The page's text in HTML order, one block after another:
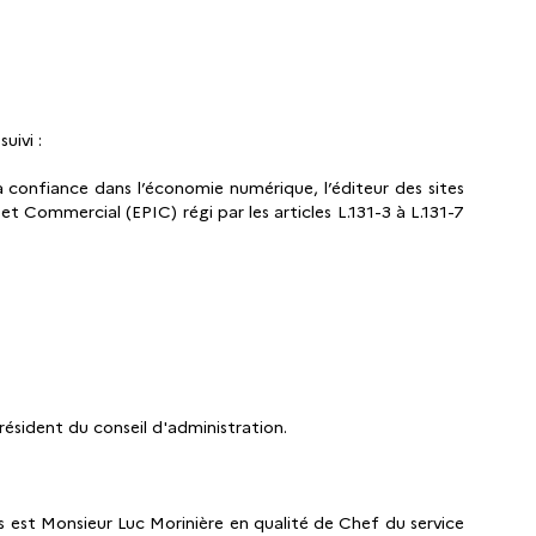
:
dans l’économie numérique, l’éditeur des sites
Commercial (EPIC) régi par les articles L.131-3 à L.131-7
du conseil d'administration.
Monsieur Luc Morinière en qualité de Chef du service